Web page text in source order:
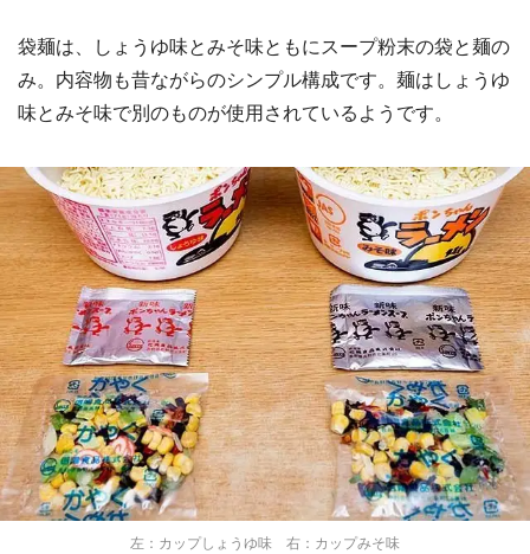
袋麺は、しょうゆ味とみそ味ともにスープ粉末の袋と麺の
み。内容物も昔ながらのシンプル構成です。麺はしょうゆ
味とみそ味で別のものが使用されているようです。
左：カップしょうゆ味 右：カップみそ味